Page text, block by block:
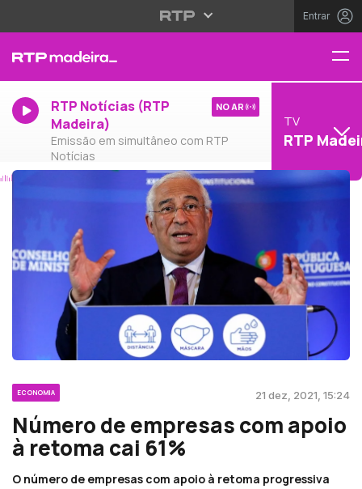
Entrar
RTP Notícias (RTP
Madeira)
Emissão em simultâneo com RTP
Notícias
NO AR
TV
RTP
ECONOMIA 21 dez, 2021, 15:24
Número de empresas com apoio
à retoma cai 61%
O número de empresas com apoio à retoma progressiva